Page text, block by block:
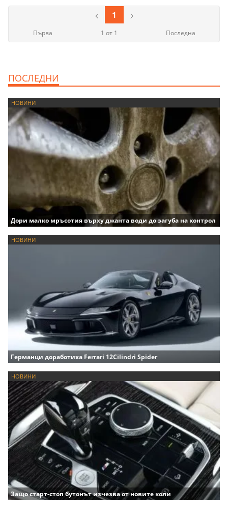
1 от 1 Последна
1
Първа
ПОСЛЕДНИ
НОВИНИ
Дори малко мръсотия върху джанта води до загуба на контрол
НОВИНИ
Германци доработиха Ferrari 12Cilindri Spider
НОВИНИ
Защо старт-стоп бутонът изчезва от новите коли